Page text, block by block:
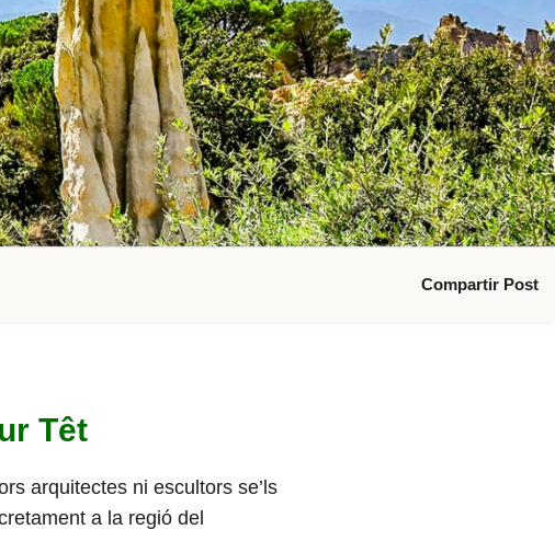
Compartir Post
Têt
arquitectes ni escultors se’ls
a la regió del